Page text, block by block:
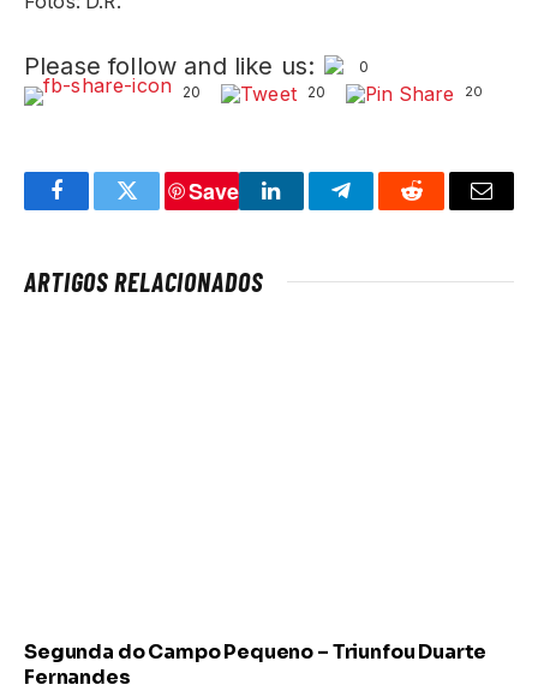
Please follow and like us:
0
20
20 20
FacebookTwitter
Save
LinkedInTelegramReddit Email
ARTIGOS RELACIONADOS
Segunda do Campo Pequeno – Triunfou Duarte
Fernandes